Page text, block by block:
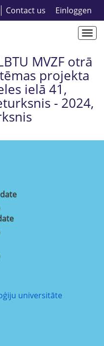
Contact us Einloggen
MVZF otrā
projekta
ielā 41,
- 2024,
universitāte